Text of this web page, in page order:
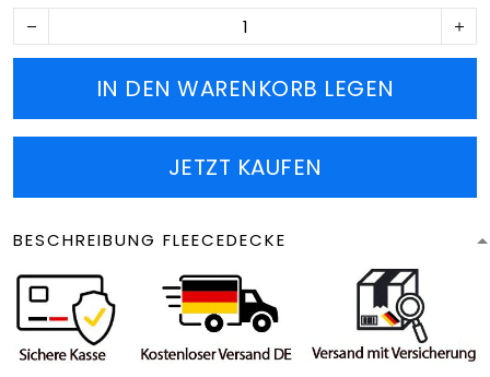
IN DEN WARENKORB LEGEN
JETZT KAUFEN
BESCHREIBUNG FLEECEDECKE